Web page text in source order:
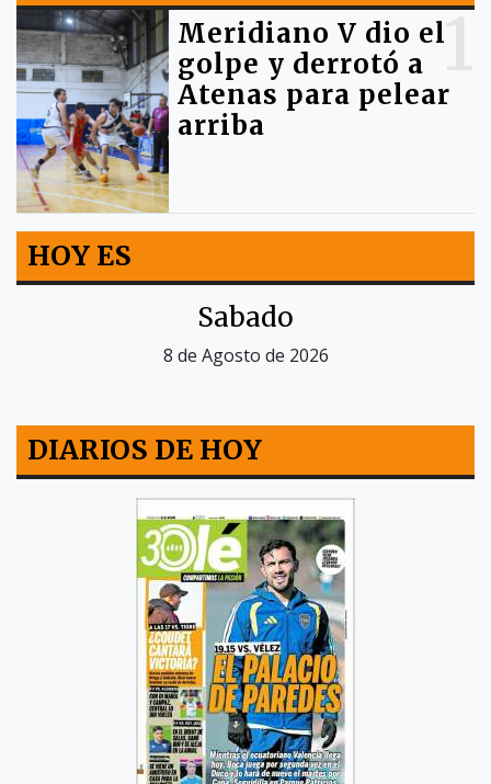
1
Meridiano V dio el
golpe y derrotó a
Atenas para pelear
arriba
HOY ES
Sabado
8 de Agosto de 2026
DIARIOS DE HOY